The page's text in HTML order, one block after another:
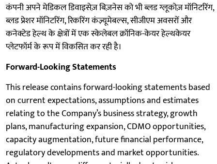
कंपनी अपने मेडिकल डिवाइसेज़ बिज़नेस को भी ब्लड ग्लूकोज़ मॉनिटरिंग,
ब्लड प्रेशर मॉनिटरिंग, रिकरिंग कंज़्यूमेबल्स, सीजीएम अवसरों और
कनेक्टेड हेल्थ के क्षेत्रों में एक स्केलेबल क्रॉनिक-केयर हेल्थकेयर
प्लेटफॉर्म के रूप में विकसित कर रही है।
Forward-Looking Statements
This release contains forward-looking statements based
on current expectations, assumptions and estimates
relating to the Company’s business strategy, growth
plans, manufacturing expansion, CDMO opportunities,
capacity augmentation, future financial performance,
regulatory developments and market opportunities.